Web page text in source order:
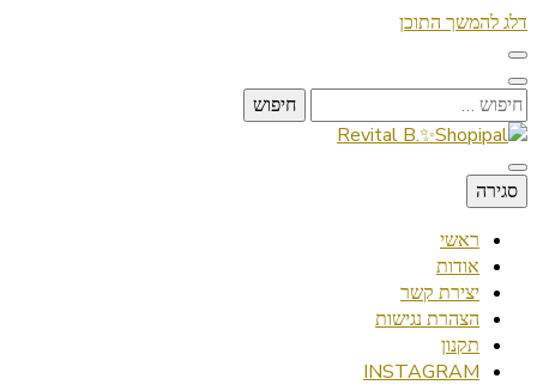
דלג להמשך התוכן
חיפוש:
Revital B.✨Shopipal
Lifestyle ✦ Beauty ✦ Vegan ✦ Travel
סגירה
ראשי
אודות
יצירת קשר
הצהרת נגישות
תקנון
INSTAGRAM